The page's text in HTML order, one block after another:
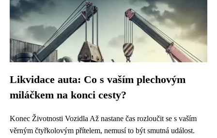
Likvidace auta: Co s vaším plechovým
miláčkem na konci cesty?
Konec Životnosti Vozidla Až nastane čas rozloučit se s vaším
věrným čtyřkolovým přítelem, nemusí to být smutná událost.